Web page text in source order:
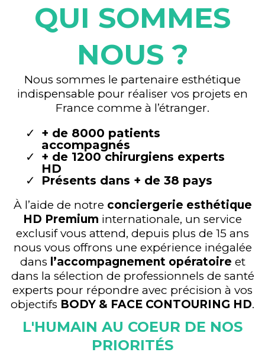
QUI SOMMES
NOUS ?
Nous sommes le partenaire esthétique
indispensable pour réaliser vos projets en
France comme à l’étranger.
+ de 8000 patients
accompagnés
+ de 1200 chirurgiens experts
HD
Présents dans + de 38 pays
À l’aide de notre conciergerie esthétique
HD Premium internationale, un service
exclusif vous attend, depuis plus de 15 ans
nous vous offrons une expérience inégalée
dans l’accompagnement opératoire et
dans la sélection de professionnels de santé
experts pour répondre avec précision à vos
objectifs BODY & FACE CONTOURING HD.
L'HUMAIN AU COEUR DE NOS
PRIORITÉS